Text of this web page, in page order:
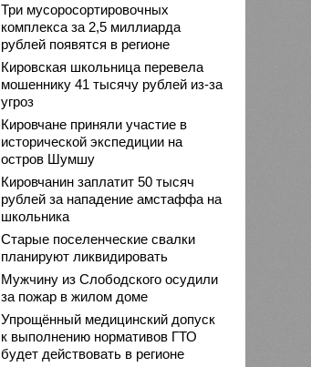
Три мусоросортировочных
комплекса за 2,5 миллиарда
рублей появятся в регионе
Кировская школьница перевела
мошеннику 41 тысячу рублей из-за
угроз
Кировчане приняли участие в
исторической экспедиции на
остров Шумшу
Кировчанин заплатит 50 тысяч
рублей за нападение амстаффа на
школьника
Старые поселенческие свалки
планируют ликвидировать
Мужчину из Слободского осудили
за пожар в жилом доме
Упрощённый медицинский допуск
к выполнению нормативов ГТО
будет действовать в регионе